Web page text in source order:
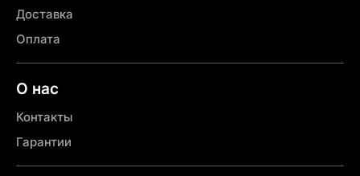
Доставка
Оплата
О нас
Контакты
Гарантии